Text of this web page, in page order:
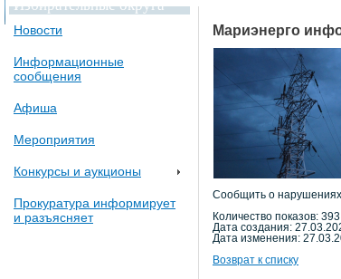
Новости
Информационные
сообщения
Афиша
Мероприятия
Конкурсы и аукционы
Прокуратура информирует
и разъясняет
Мариэнерго
Сообщить о нарушениях
Количество показов: 393
Дата создания:
Дата изменения:
Возврат к списку